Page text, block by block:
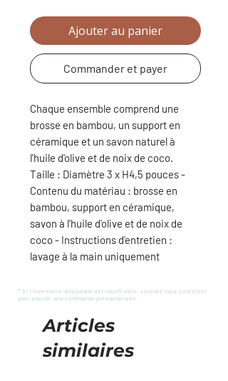
Ajouter au panier
Commander et payer
Chaque ensemble comprend une
brosse en bambou, un support en
céramique et un savon naturel à
l'huile d'olive et de noix de coco.
Taille : Diamètre 3 x H4,5 pouces -
Contenu du matériau : brosse en
bambou, support en céramique,
savon à l'huile d'olive et de noix de
coco - Instructions d'entretien :
lavage à la main uniquement
* Si l'inventaire disponible est insuffisant, veuillez nous contacter
pour passer une commande personnalisée.
Articles
similaires